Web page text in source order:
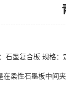
石墨复合板 规格：
在柔性石墨板中间